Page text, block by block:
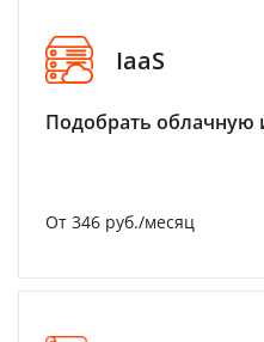
IaaS
Подобрать облачную
От 346 руб./месяц